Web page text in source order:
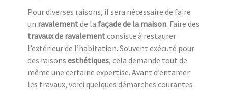
Pour diverses raisons, il sera nécessaire de faire
un ravalementde la façade de la maison. Faire des
travaux de ravalementconsiste à restaurer
l’extérieur de l’habitation. Souvent exécuté pour
des raisons esthétiques, cela demande tout de
même une certaine expertise. Avant d’entamer
les travaux, voici quelques démarches courantes